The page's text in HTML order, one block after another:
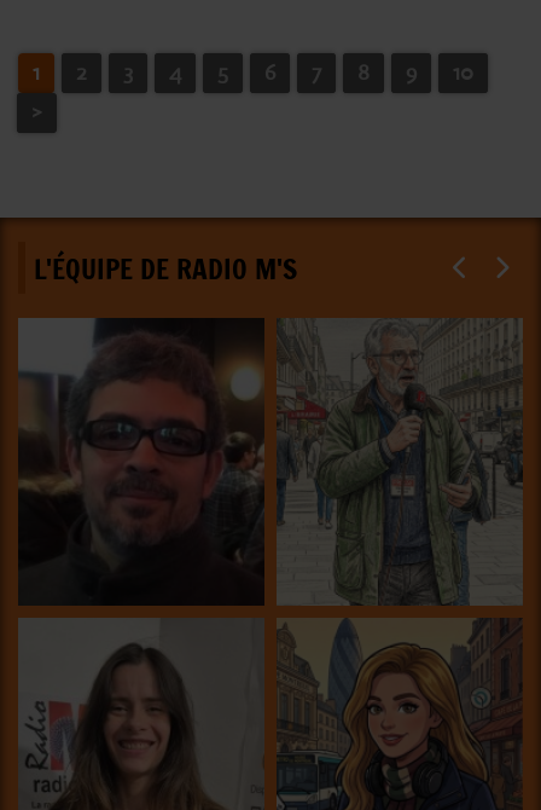
1 2 3 4 5 6 7 8 9
10
>
L'ÉQUIPE DE RADIO M'S